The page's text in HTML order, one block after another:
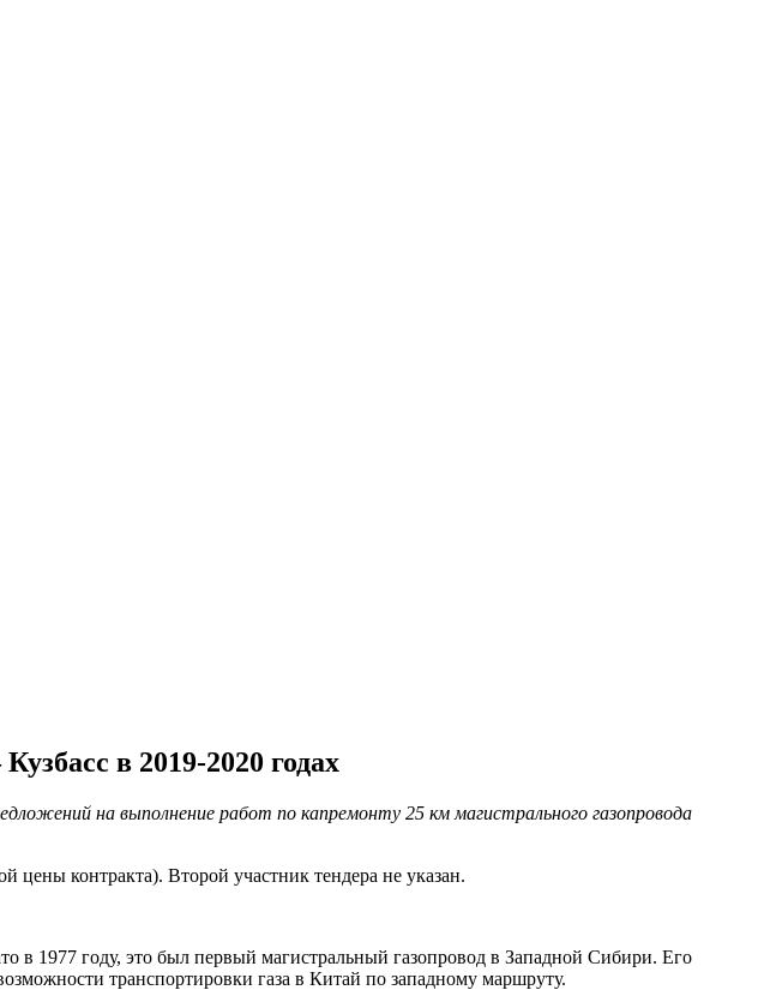
в 2019-2020 годах
на выполнение работ по капремонту 25 км магистрального газопровода
цены контракта). Второй участник тендера не указан.
в 1977 году, это был первый магистральный газопровод в Западной Сибири. Его
транспортировки газа в Китай по западному маршруту.